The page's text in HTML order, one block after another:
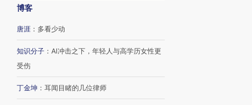
会，让数智科技“链”接产
博客
唐涯 ： 多看少动
知识分子 ： AI冲击之下，年轻人与高学历女性更
受伤
丁金坤 ： 耳闻目睹的几位律师